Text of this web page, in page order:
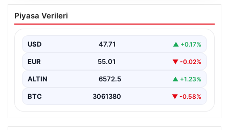
Merkez Bankası Nisan Ayı Faiz Kararı Ne
Zaman Açıklanacak? Ekonomistlerin
Türkiye Cumhuriyet Merkez Bankası (TCMB) Para
üzere…
Piyasa Verileri
USD 47.71 ▲ +0.17%
EUR 55.01 ▼ -0.02%
ALTIN 6572.5 ▲ +1.23%
BTC 3061380 ▼ -0.58%